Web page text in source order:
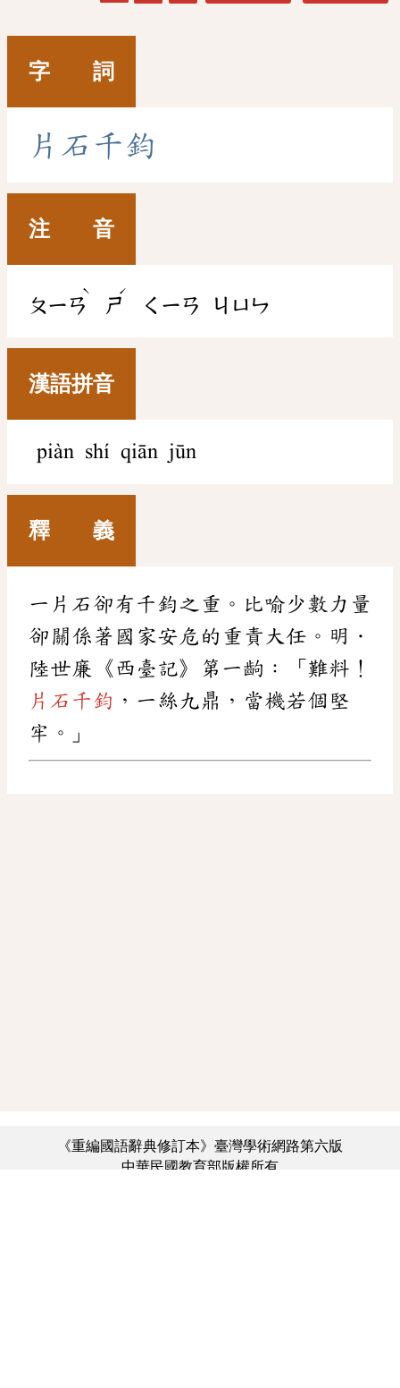
字 詞
片 石 千鈞
注 音
ㄆㄧㄢ
ˋ
ㄕ
ˊ
ㄑㄧㄢ ㄐㄩㄣ
漢語拼音
piàn shí qiān jūn
釋 義
一片石卻有千鈞之重。比喻少數力量
卻關係著國家安危的重責大任。明．
陸世廉《西臺記》第一齣：「難料！
片石千鈞 ，一絲九鼎，當機若個堅
牢。」
《重編國語辭典修訂本》臺灣學術網路第六版
中華民國教育部版權所有